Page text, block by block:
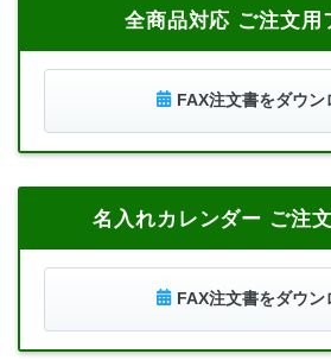
全商品対応 ご注文用
FAX注文書をダウン
名入れカレンダー ご注
FAX注文書をダウン